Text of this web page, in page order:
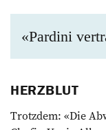
«Pardini
HERZBLUT
Trotzdem: «Die